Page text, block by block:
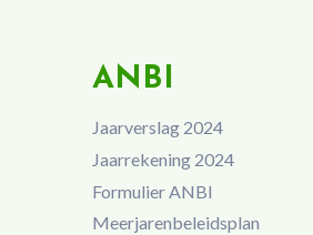
ANBI
Jaarverslag 2024
Jaarrekening 2024
Formulier ANBI
Meerjarenbeleidsplan